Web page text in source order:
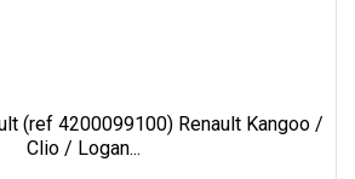
(ref 4200099100) Renault Kangoo /
Clio / Logan...